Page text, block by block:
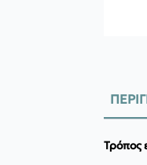
Τρόπος